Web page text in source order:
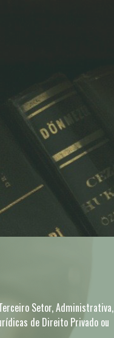
Setor, Administrativa,
de Direito Privado ou